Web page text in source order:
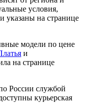
условия,
указаны на странице
модели по цене
и
на странице
России службой
курьерская